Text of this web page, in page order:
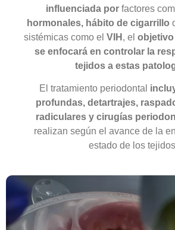
influenciada por factores
hormonales, hábito de cigarrillo
sistémicas como el VIH , el objetivo
se enfocará en controlar la
tejidos a estas
El tratamiento periodontal
profundas, detartrajes,
radiculares y cirugías
realizan según el avance de la
estado de los